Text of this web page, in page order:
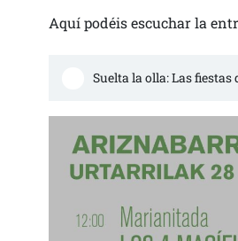
Aquí podéis escuchar la
Suelta la olla: Las